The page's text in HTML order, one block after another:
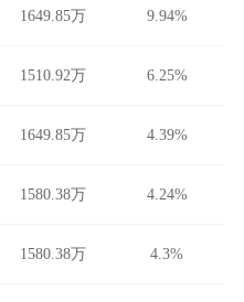
1649.85万 9.94%
1510.92万 6.25%
1649.85万 4.39%
1580.38万 4.24%
1580.38万 4.3%